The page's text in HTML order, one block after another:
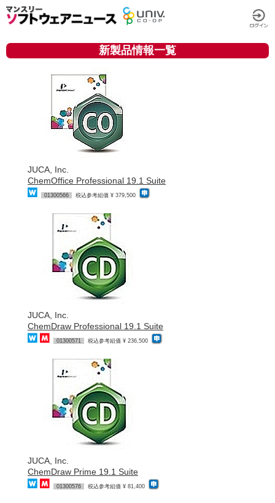
新製品情報一覧
JUCA, Inc.
ChemOffice Professional 19.1 Suite
01300566 税込参考組価 ¥ 379,500
JUCA, Inc.
ChemDraw Professional 19.1 Suite
01300571 税込参考組価 ¥ 236,500
JUCA, Inc.
ChemDraw Prime 19.1 Suite
01300576 税込参考組価 ¥ 81,400